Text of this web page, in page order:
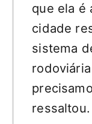
que ela é
cidade
sistema
ressaltou.